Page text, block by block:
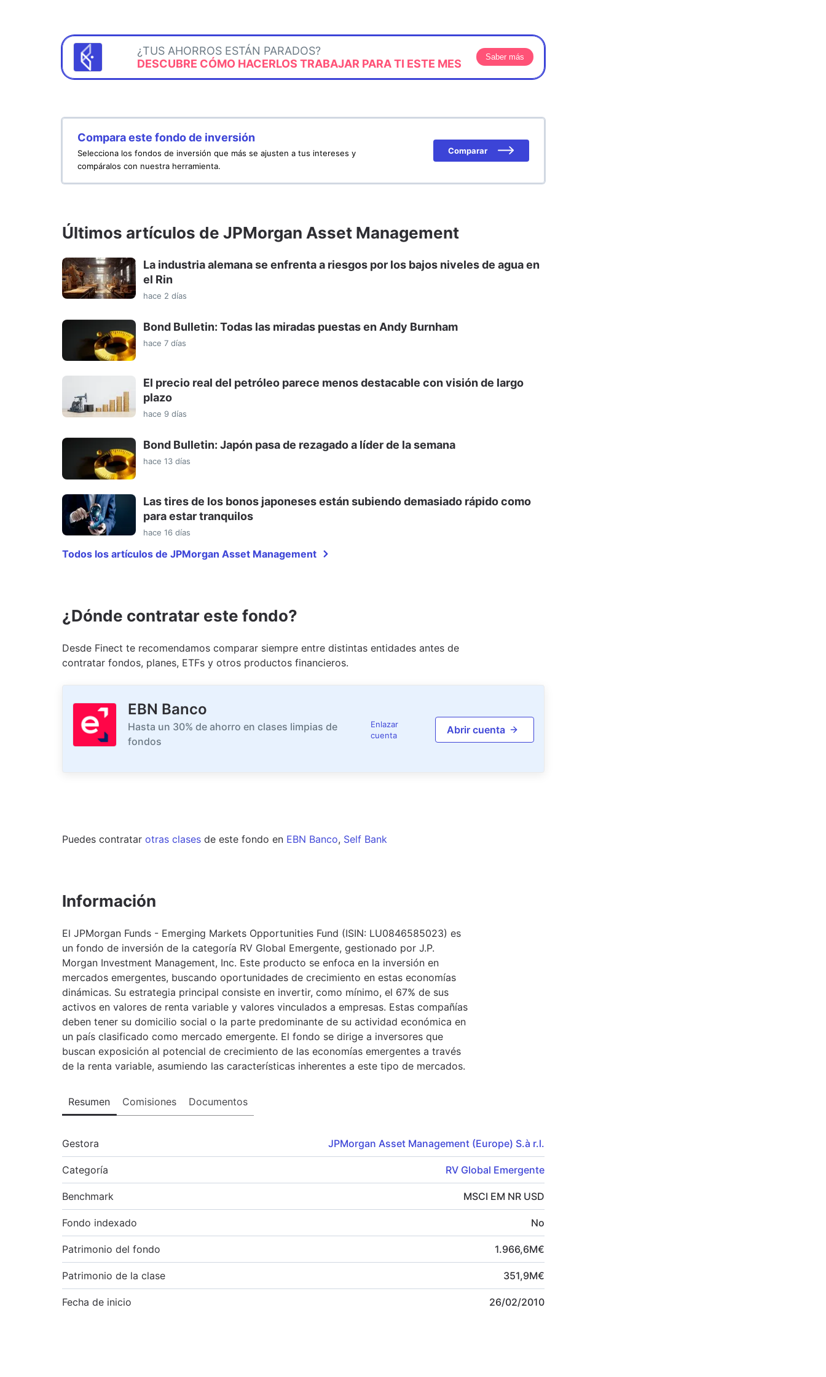
¿TUS AHORROS ESTÁN PARADOS?
DESCUBRE CÓMO HACERLOS TRABAJAR PARA TI ESTE MES
Saber más
Compara este fondo de inversión
Selecciona los fondos de inversión que más se ajusten a tus intereses y
compáralos con nuestra herramienta.
Comparar
Últimos artículos de JPMorgan Asset Management
La industria alemana se enfrenta a riesgos por los bajos niveles de agua en
el Rin
hace 2 días
Bond Bulletin: Todas las miradas puestas en Andy Burnham
hace 7 días
El precio real del petróleo parece menos destacable con visión de largo
plazo
hace 9 días
Bond Bulletin: Japón pasa de rezagado a líder de la semana
hace 13 días
Las tires de los bonos japoneses están subiendo demasiado rápido como
para estar tranquilos
hace 16 días
Todos los artículos de JPMorgan Asset Management
¿Dónde contratar este fondo?
Desde Finect te recomendamos comparar siempre entre distintas entidades antes de
contratar fondos, planes, ETFs y otros productos financieros.
EBN Banco
Hasta un 30% de ahorro en clases limpias de
fondos
Enlazar
cuenta
Abrir cuenta
Puedes contratar otras clases de este fondo en EBN Banco, Self Bank
Información
El JPMorgan Funds - Emerging Markets Opportunities Fund (ISIN: LU0846585023) es
un fondo de inversión de la categoría RV Global Emergente, gestionado por J.P.
Morgan Investment Management, Inc. Este producto se enfoca en la inversión en
mercados emergentes, buscando oportunidades de crecimiento en estas economías
dinámicas. Su estrategia principal consiste en invertir, como mínimo, el 67% de sus
activos en valores de renta variable y valores vinculados a empresas. Estas compañías
deben tener su domicilio social o la parte predominante de su actividad económica en
un país clasificado como mercado emergente. El fondo se dirige a inversores que
buscan exposición al potencial de crecimiento de las economías emergentes a través
de la renta variable, asumiendo las características inherentes a este tipo de mercados.
Resumen Comisiones Documentos
Gestora JPMorgan Asset Management (Europe) S.à r.l.
Categoría RV Global Emergente
Benchmark MSCI EM NR USD
Fondo indexado No
Patrimonio del fondo 1.966,6M€
Patrimonio de la clase 351,9M€
Fecha de inicio 26/02/2010